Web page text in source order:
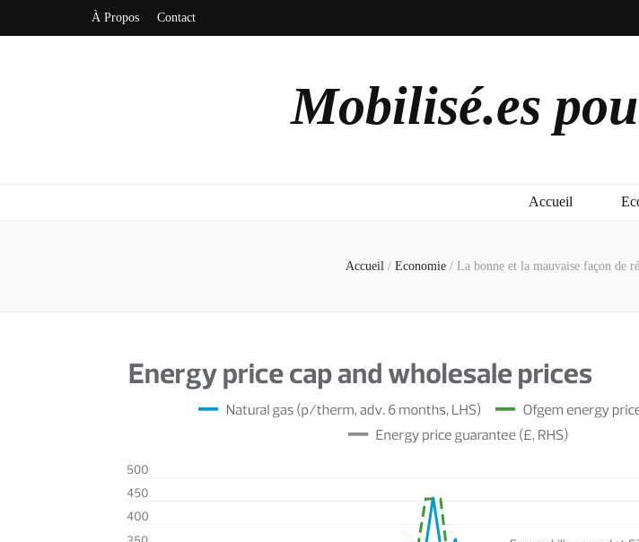
À Propos Contact
Mobilisé.es
Accueil
Accueil / Economie / La bonne et la mauvaise façon de